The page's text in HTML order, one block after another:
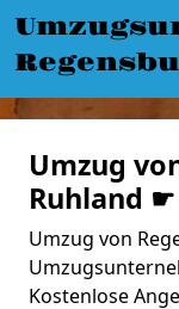
Umzug
Ruhland
Umzug von
Kostenlose